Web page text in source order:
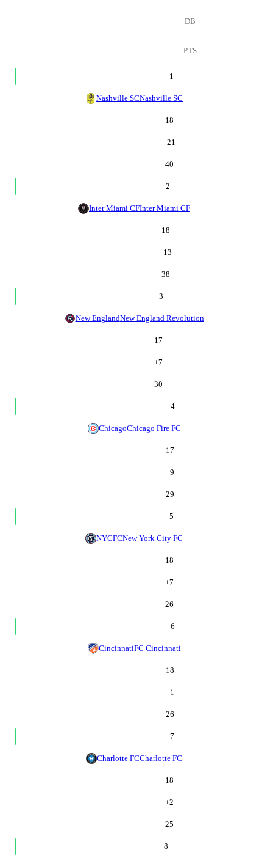
DB
PTS
1
Nashville SCNashville SC
18
+21
40
2
Inter Miami CFInter Miami CF
18
+13
38
3
New EnglandNew England Revolution
17
+7
30
4
ChicagoChicago Fire FC
17
+9
29
5
NYCFCNew York City FC
18
+7
26
6
CincinnatiFC Cincinnati
18
+1
26
7
Charlotte FCCharlotte FC
18
+2
25
8